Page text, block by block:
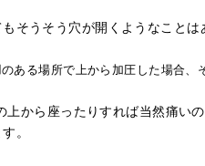
そうそう穴が開くようなこと
る場所で上から加圧した場合、
から座ったりすれば当然痛い
。